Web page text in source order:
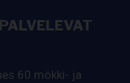
60 mökki- ja